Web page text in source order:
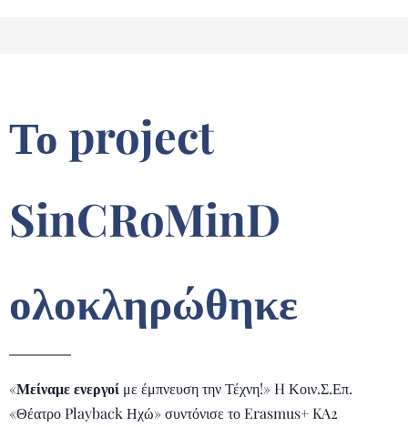
Το project
SinCRoMinD
ολοκληρώθηκε
«Μείναμε ενεργοί με έμπνευση την Τέχνη!» H Κοιν.Σ.Επ.
«Θέατρο Playback Ηχώ» συντόνισε το Erasmus+ KA2